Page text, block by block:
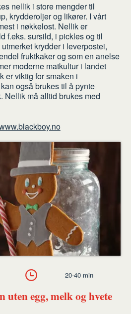
nellik i store mengder til
krydderoljer og likører. I vårt
i nøkkelost. Nellik er
f.eks. sursild, i pickles og til
krydder i leverpostei,
fruktkaker og som en anelse
moderne matkultur i landet
er viktig for smaken i
også brukes til å pynte
Nellik må alltid brukes med
uten egg, melk og hvete
20-40 min